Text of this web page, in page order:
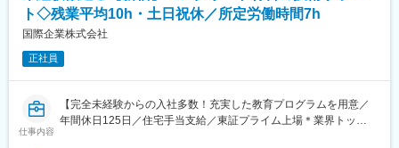
有給取得にも前向きな組織文化もございます。
品や油に強い」「強度が強い」等、メリットは多数ある製品にな
ります。
もあるため、メリハリをつけて働くことができます。
・カフェテリアプラン制度、保活コンシェルジュなど、福利厚生
ト◇残業平均10h・土日祝休／所定労働時間7h
国際企業株式会社
正社員
仕事内容
【完全未経験からの入社多数！充実した教育プログラムを用意／
年間休日125日／住宅手当支給／東証プライム上場＊業界トップ